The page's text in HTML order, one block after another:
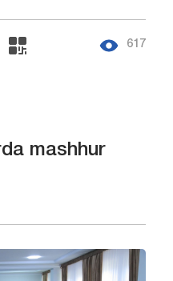
617
mashhur